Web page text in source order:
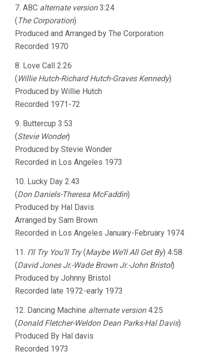
7. ABC alternate version3:24
(The Corporation)
Produced and Arranged by The Corporation
Recorded 1970
8. Love Call 2:26
(Willie Hutch-Richard Hutch-Graves Kennedy)
Produced by Willie Hutch
Recorded 1971-72
9. Buttercup 3:53
(Stevie Wonder)
Produced by Stevie Wonder
Recorded in Los Angeles 1973
10. Lucky Day 2:43
(Don Daniels-Theresa McFaddin)
Produced by Hal Davis
Arranged by Sam Brown
Recorded in Los Angeles January-February 1974
11. I’ll Try You’ll Try(Maybe We’ll All Get By) 4:58
(David Jones Jr.-Wade Brown Jr.-John Bristol)
Produced by Johnny Bristol
Recorded late 1972-early 1973
12. Dancing Machine alternate version4:25
(Donald Fletcher-Weldon Dean Parks-Hal Davis)
Produced By Hal davis
Recorded 1973